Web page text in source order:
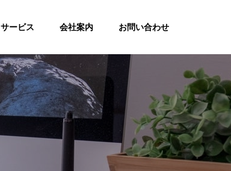
サービス 会社案内 お問い合わせ